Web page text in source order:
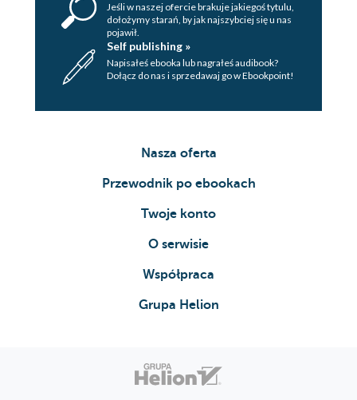
Jeśli w naszej ofercie brakuje jakiegoś tytulu,
dołożymy starań, by jak najszybciej się u nas
pojawił.
Self publishing »
Napisałeś ebooka lub nagrałeś audibook?
Dołącz do nas i sprzedawaj go w Ebookpoint!
Nasza oferta
Przewodnik po ebookach
Twoje konto
O serwisie
Współpraca
Grupa Helion